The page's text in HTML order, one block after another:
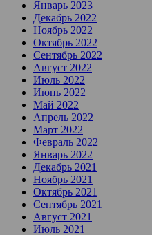
Январь 2023
Декабрь 2022
Ноябрь 2022
Октябрь 2022
Сентябрь 2022
Август 2022
Июль 2022
Июнь 2022
Май 2022
Апрель 2022
Март 2022
Февраль 2022
Январь 2022
Декабрь 2021
Ноябрь 2021
Октябрь 2021
Сентябрь 2021
Август 2021
Июль 2021